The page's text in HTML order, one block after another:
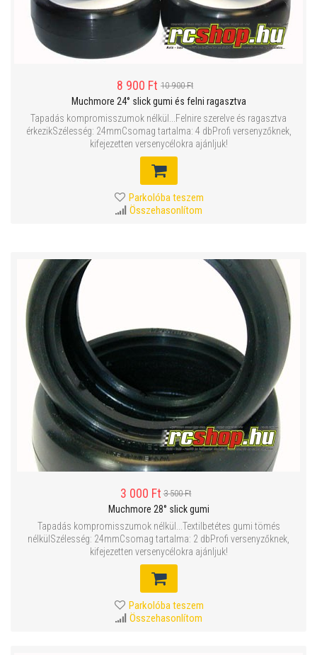
8 900 Ft 10 900 Ft
Muchmore 24° slick gumi és felni ragasztva
Tapadás kompromisszumok nélkül...Felnire szerelve és ragasztva
érkezikSzélesség: 24mmCsomag tartalma: 4 dbProfi versenyzőknek,
kifejezetten versenycélokra ajánljuk!
Parkolóba teszem
Összehasonlítom
3 000 Ft 3 500 Ft
Muchmore 28° slick gumi
Tapadás kompromisszumok nélkül...Textilbetétes gumi tömés
nélkülSzélesség: 24mmCsomag tartalma: 2 dbProfi versenyzőknek,
kifejezetten versenycélokra ajánljuk!
Parkolóba teszem
Összehasonlítom